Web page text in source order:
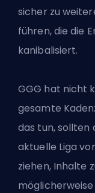
sicher zu
führen, die die
kanibalisiert.
GGG hat nicht
gesamte
das tun, sollten
aktuelle Liga
ziehen, Inhalte